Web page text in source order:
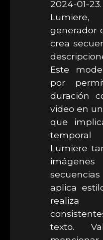
2024-01-
Lumiere,
generador
crea
Este
por
duración
video en
que
Lumiere
aplica
realiza
texto.